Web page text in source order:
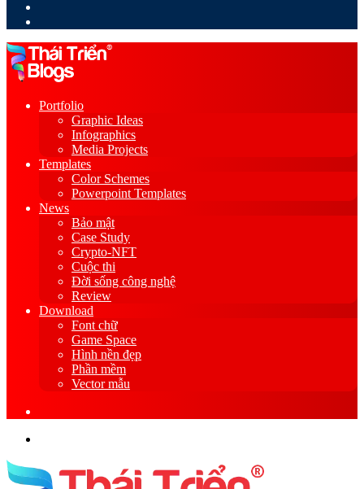
Portfolio
Graphic Ideas
Infographics
Media Projects
Templates
Color Schemes
Powerpoint Templates
News
Bảo mật
Case Study
Crypto-NFT
Cuộc thi
Đời sống công nghệ
Review
Download
Font chữ
Game Space
Hình nền đẹp
Phần mềm
Vector mẫu